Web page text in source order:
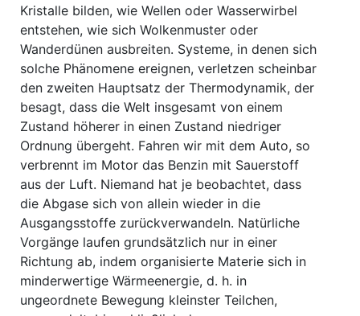
Kristalle bilden, wie Wellen oder Wasserwirbel
entstehen, wie sich Wolkenmuster oder
Wanderdünen ausbreiten. Systeme, in denen sich
solche Phänomene ereignen, verletzen scheinbar
den zweiten Hauptsatz der Thermodynamik, der
besagt, dass die Welt insgesamt von einem
Zustand höherer in einen Zustand niedriger
Ordnung übergeht. Fahren wir mit dem Auto, so
verbrennt im Motor das Benzin mit Sauerstoff
aus der Luft. Niemand hat je beobachtet, dass
die Abgase sich von allein wieder in die
Ausgangsstoffe zurückverwandeln. Natürliche
Vorgänge laufen grundsätzlich nur in einer
Richtung ab, indem organisierte Materie sich in
minderwertige Wärmeenergie, d. h. in
ungeordnete Bewegung kleinster Teilchen,